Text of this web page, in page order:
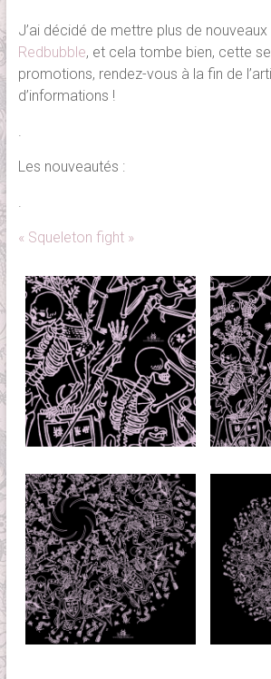
J’ai décidé de mettre plus de
Redbubble, et cela tombe bien, cette
promotions, rendez-vous à la fin de
d’informations !
.
Les nouveautés :
.
« Squeleton fight »